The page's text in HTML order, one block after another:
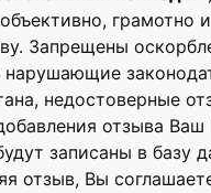
грамотно
Запрещены
недостоверные
отзыва Ваш
записаны в базу
отзыв, Вы